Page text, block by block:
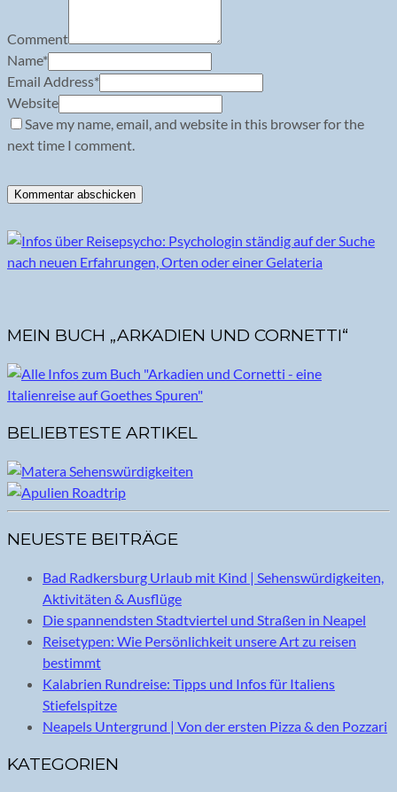
Comment
Name*
Email Address*
Website
Save my name, email, and website in this browser for the
next time I comment.
MEIN BUCH „ARKADIEN UND CORNETTI“
BELIEBTESTE ARTIKEL
NEUESTE BEITRÄGE
Bad Radkersburg Urlaub mit Kind | Sehenswürdigkeiten,
Aktivitäten & Ausflüge
Die spannendsten Stadtviertel und Straßen in Neapel
Reisetypen: Wie Persönlichkeit unsere Art zu reisen
bestimmt
Kalabrien Rundreise: Tipps und Infos für Italiens
Stiefelspitze
Neapels Untergrund | Von der ersten Pizza & den Pozzari
KATEGORIEN